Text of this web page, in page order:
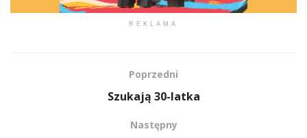
REKLAMA
Poprzedni
Szukają 30-latka
Następny